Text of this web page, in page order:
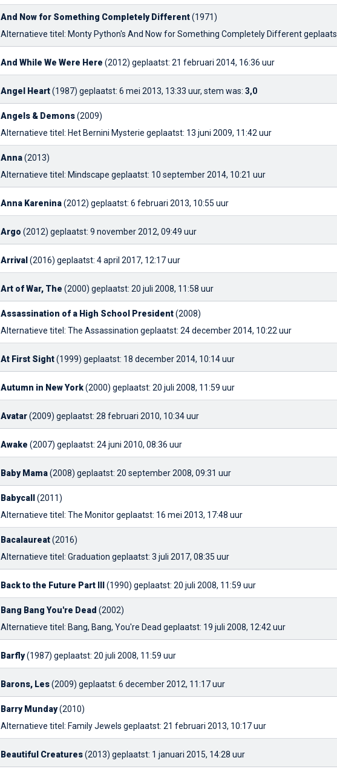
And Now for Something Completely Different(1971)
Alternatieve titel: Monty Python's And Now for Something Completely Different
And While We Were Here (2012) geplaatst: 21 februari 2014, 16:36 uur
Angel Heart(1987) geplaatst: 6 mei 2013, 13:33 uur, stem was: 3,0
Angels & Demons(2009)
Alternatieve titel: Het Bernini Mysterie geplaatst: 13 juni 2009, 11:42 uur
Anna(2013)
Alternatieve titel: Mindscape geplaatst: 10 september 2014, 10:21 uur
Anna Karenina(2012) geplaatst: 6 februari 2013, 10:55 uur
Argo (2012) geplaatst: 9 november 2012, 09:49 uur
Arrival (2016) geplaatst: 4 april 2017, 12:17 uur
Art of War, The (2000) geplaatst: 20 juli 2008, 11:58 uur
Assassination of a High School President(2008)
Alternatieve titel: The Assassination geplaatst: 24 december 2014, 10:22 uur
At First Sight(1999) geplaatst: 18 december 2014, 10:14 uur
Autumn in New York(2000) geplaatst: 20 juli 2008, 11:59 uur
Avatar(2009) geplaatst: 28 februari 2010, 10:34 uur
Awake (2007) geplaatst: 24 juni 2010, 08:36 uur
Baby Mama(2008) geplaatst: 20 september 2008, 09:31 uur
Babycall
(2011)
Alternatieve titel: The Monitorgeplaatst: 16 mei 2013, 17:48 uur
Bacalaureat(2016)
Alternatieve titel: Graduation geplaatst: 3 juli 2017, 08:35 uur
Back to the Future Part III (1990) geplaatst: 20 juli 2008, 11:59 uur
Bang Bang You're Dead (2002)
Alternatieve titel: Bang, Bang, You're Dead geplaatst: 19 juli 2008, 12:42 uur
Barfly(1987) geplaatst: 20 juli 2008, 11:59 uur
Barons, Les(2009) geplaatst: 6 december 2012, 11:17 uur
Barry Munday(2010)
Alternatieve titel: Family Jewels geplaatst: 21 februari 2013, 10:17 uur
Beautiful Creatures(2013) geplaatst: 1 januari 2015, 14:28 uur